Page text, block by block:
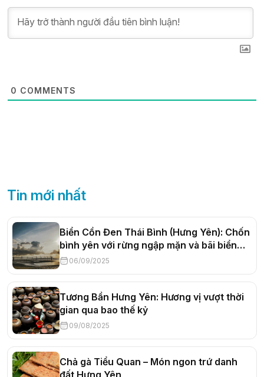
0 COMMENTS
Tin mới nhất
Biển Cồn Đen Thái Bình (Hưng Yên): Chốn
bình yên với rừng ngập mặn và bãi biển
thơ mộng
06/09/2025
Tương Bần Hưng Yên: Hương vị vượt thời
gian qua bao thế kỷ
09/08/2025
Chả gà Tiểu Quan – Món ngon trứ danh
đất Hưng Yên